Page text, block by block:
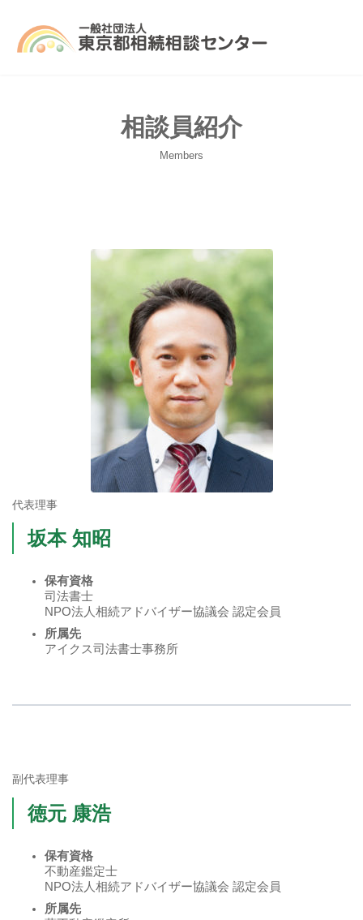
相談員紹介
Members
代表理事
坂本 知昭
保有資格
司法書士
NPO法人相続アドバイザー協議会 認定会員
所属先
アイクス司法書士事務所
副代表理事
徳元 康浩
保有資格
不動産鑑定士
NPO法人相続アドバイザー協議会 認定会員
所属先